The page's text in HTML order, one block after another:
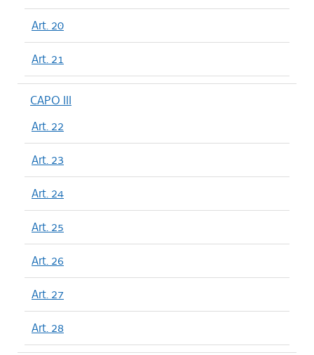
Art. 20
Art. 21
CAPO III
Art. 22
Art. 23
Art. 24
Art. 25
Art. 26
Art. 27
Art. 28